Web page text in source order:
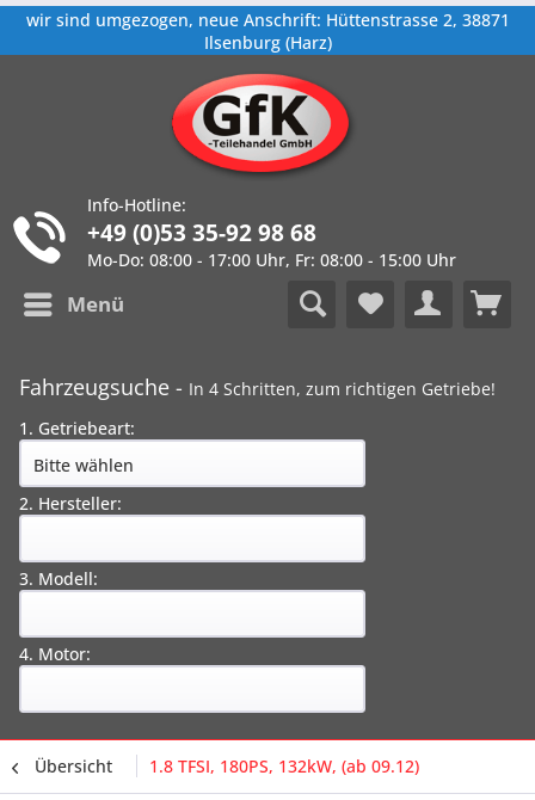
wir sind umgezogen, neue Anschrift: Hüttenstrasse 2, 38871
Ilsenburg (Harz)
Info-Hotline:
+49 (0)53 35-92 98 68
Mo-Do: 08:00 - 17:00 Uhr, Fr: 08:00 - 15:00 Uhr
Menü
Fahrzeugsuche - In 4 Schritten, zum richtigen Getriebe!
1. Getriebeart:
2. Hersteller:
3. Modell:
4. Motor:
Übersicht 1.8 TFSI, 180PS, 132kW, (ab 09.12)